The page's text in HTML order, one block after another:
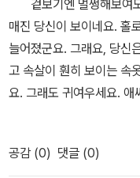
가. 그것은 떼어버리는 것
면을 먹는 아이는 불량하
다. 돈이 없어서 먹는 라면
아침까지 잔 남자아이는
자로서, 말하자면 한 여자
침까지 잔 남자이다. 그
른 것은 그 둘 사이의 사랑
거친 자료들에 대해서도
성이 높다. 어린이들에게
도록 하는 좋은 내용을 담
생활을 했다는 사실이 아
싶다. 너무 어려운 역사책
한 어린이 역사 그림책으
학/예술 분야> '빨간 바나
람들에게 올리는 편지 등
기록이 담겨 있다. 느리고
감성의 언어가 느린 배처
미국의 이타카라는 소
도시는 아주 작은 문제가
지혜를 모으고, 자연을 해
능을 타고난 시인이란 애
의 문학적 재능에 대해
자신의 게으름을 인정한
수가 되려면 선천적인 재능
올레 이사장으로 더유명한
불리우는 그녀가 음식에
이야기들이 궁금하다.제주
겉보기엔 멀쩡해보여
매진 당신이 보이네요. 홀
늘어졌군요. 그래요, 당신
고 속살이 훤히 보이는 속
요. 그래도 귀여우세요. 애
때로 졸리고 문득 떠나고
도 하기 싫은 날은 나를 사
공감 (0) 댓글 (0)